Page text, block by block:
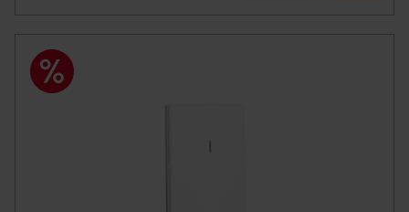
verbundenen Risiken.“